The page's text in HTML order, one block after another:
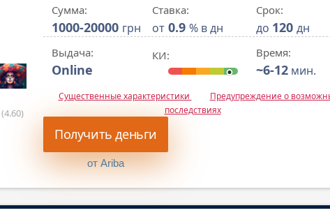
(4.60)
Сумма:
1000-20000 грн
Ставка:
от 0.9 % в дн
Срок:
до 120 дн
Выдача:
Online
КИ: Время:
~6-12 мин.
Существенные характеристики
Предупреждение о
последствиях
Получить деньги
от Ariba